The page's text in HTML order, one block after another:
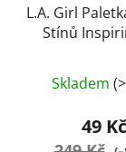
L.A. Girl
Stínů
je
Skladem
49 Kč